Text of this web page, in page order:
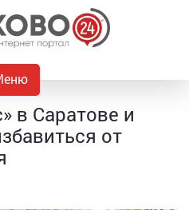
в Саратове и
от